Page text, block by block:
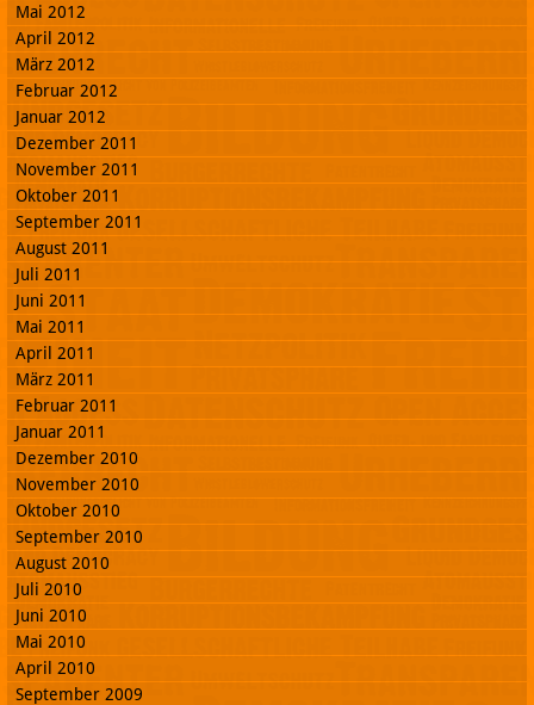
Mai 2012
April 2012
März 2012
Februar 2012
Januar 2012
Dezember 2011
November 2011
Oktober 2011
September 2011
August 2011
Juli 2011
Juni 2011
Mai 2011
April 2011
März 2011
Februar 2011
Januar 2011
Dezember 2010
November 2010
Oktober 2010
September 2010
August 2010
Juli 2010
Juni 2010
Mai 2010
April 2010
September 2009